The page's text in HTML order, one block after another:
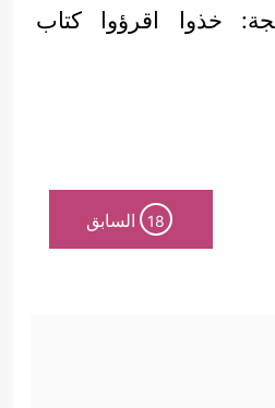
خذوا اقرؤوا كتاب
18 السابق